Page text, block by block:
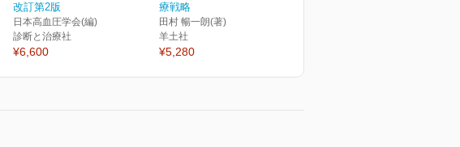
改訂第2版
日本高血圧学会(編)
診断と治療社
¥6,600
療戦略
田村 暢一朗(著)
羊土社
¥5,280